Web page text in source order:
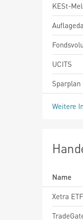
KESt-
UCITS
Sparplan
Weitere
Name
Xetra ETF